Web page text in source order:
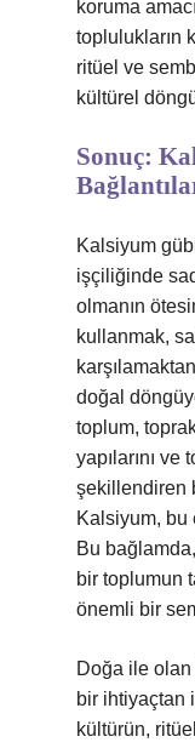
koruma
toplulukların
ritüel ve
kültürel
Sonuç:
Kalsiyum
işçiliğinde
olmanın
kullanmak,
doğal
toplum,
yapılarını
şekillendiren
Kalsiyum, bu
Bu
bir toplumun
önemli bir
Doğa ile
bir ihtiyaçtan
kültürün,